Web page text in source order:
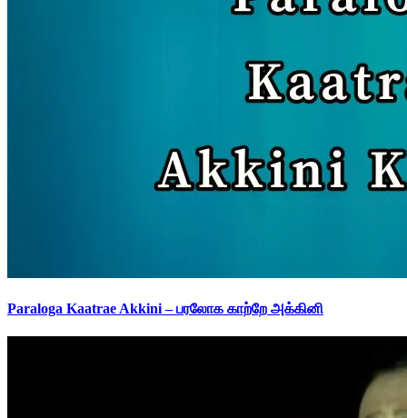
Paraloga Kaatrae Akkini – பரலோக காற்றே அக்கினி